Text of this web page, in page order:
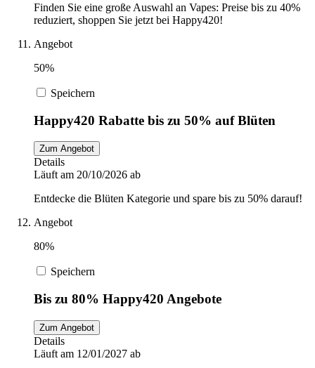
Finden Sie eine große Auswahl an Vapes: Preise bis zu 40%
reduziert, shoppen Sie jetzt bei Happy420!
Angebot
50%
Speichern
Happy420 Rabatte bis zu 50% auf Blüten
Zum Angebot
Details
Läuft am 20/10/2026 ab
Entdecke die Blüten Kategorie und spare bis zu 50% darauf!
Angebot
80%
Speichern
Bis zu 80% Happy420 Angebote
Zum Angebot
Details
Läuft am 12/01/2027 ab